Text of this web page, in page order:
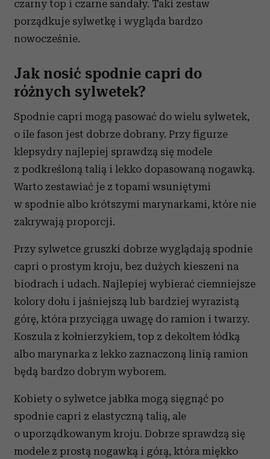
Partnerzy mogą połączyć te informacje z innymi danymi
otrzymanymi od Ciebie lub uzyskanymi podczas
korzystania z ich usług.
czarny top i czarne sandały. Taki zestaw
porządkuje sylwetkę i wygląda bardzo
nowocześnie.
Jak nosić spodnie capri do
różnych sylwetek?
Spodnie capri mogą pasować do wielu sylwetek,
o ile fason jest dobrze dobrany. Przy figurze
klepsydry najlepiej sprawdzą się modele
z podkreśloną talią i lekko dopasowaną nogawką.
Warto zestawiać je z topami wsuniętymi
w spodnie albo krótszymi marynarkami, które nie
zakrywają proporcji.
Przy sylwetce gruszki dobrze wyglądają spodnie
capri o prostym kroju, bez dużych kieszeni na
biodrach i udach. Najlepiej wybierać ciemniejsze
kolory dołu i jaśniejszą lub bardziej wyrazistą
górę, która przyciąga uwagę do ramion i twarzy.
Koszula z kołnierzykiem, top z dekoltem łódką
albo marynarka z lekko zaznaczoną linią ramion
będą bardzo dobrym wyborem.
Kobiety o sylwetce jabłka mogą sięgnąć po
spodnie capri z elastyczną talią, ale
o uporządkowanym kroju. Dobrze sprawdzą się
modele z prostą nogawką i górą, która miękko